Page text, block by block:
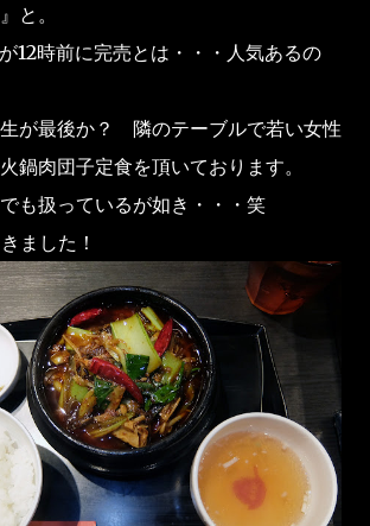
と。
12時前に完売とは・・・人気あるの
が最後か？ 隣のテーブルで若い女性
鍋肉団子定食を頂いております。
も扱っているが如き・・・笑
ました！